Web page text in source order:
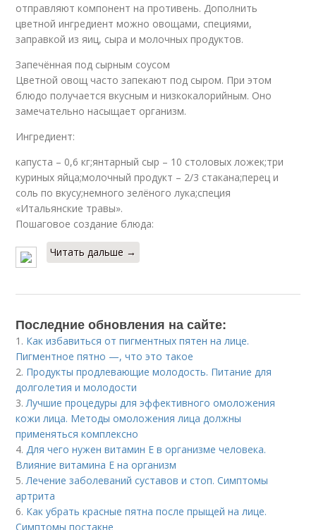
отправляют компонент на противень. Дополнить
цветной ингредиент можно овощами, специями,
заправкой из яиц, сыра и молочных продуктов.
Запечённая под сырным соусом
Цветной овощ часто запекают под сыром. При этом
блюдо получается вкусным и низкокалорийным. Оно
замечательно насыщает организм.
Ингредиент:
капуста – 0,6 кг;янтарный сыр – 10 столовых ложек;три
куриных яйца;молочный продукт – 2/3 стакана;перец и
соль по вкусу;немного зелёного лука;специя
«Итальянские травы».
Пошаговое создание блюда:
Читать дальше →
Последние обновления на сайте:
1. Как избавиться от пигментных пятен на лице.
Пигментное пятно —, что это такое
2. Продукты продлевающие молодость. Питание для
долголетия и молодости
3. Лучшие процедуры для эффективного омоложения
кожи лица. Методы омоложения лица должны
применяться комплексно
4. Для чего нужен витамин Е в организме человека.
Влияние витамина E на организм
5. Лечение заболеваний суставов и стоп. Симптомы
артрита
6. Как убрать красные пятна после прыщей на лице.
Симптомы постакне